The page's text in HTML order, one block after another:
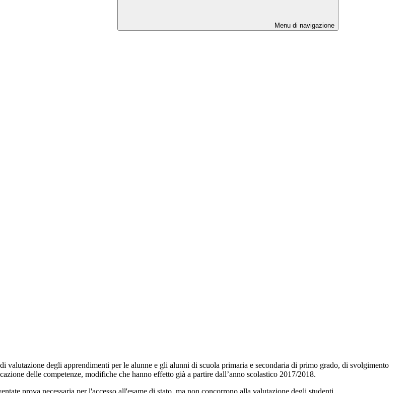
Menu di navigazione
degli apprendimenti per le alunne e gli alunni di scuola primaria e secondaria di primo grado, di svolgimento
delle competenze, modifiche che hanno effetto già a partire dall’anno scolastico 2017/2018.